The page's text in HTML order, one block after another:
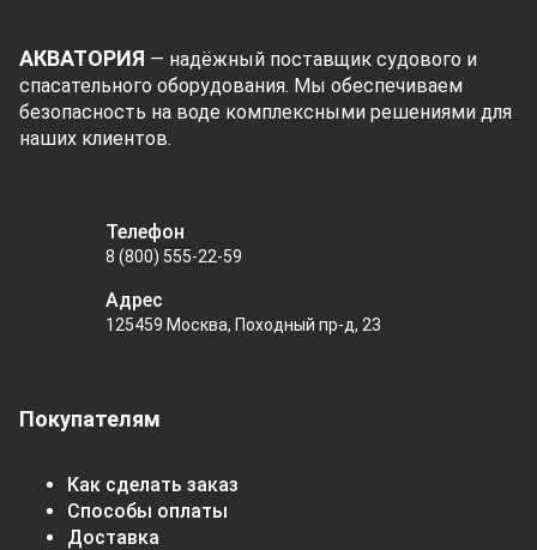
АКВАТОРИЯ — надёжный поставщик судового и
спасательного оборудования. Мы обеспечиваем
безопасность на воде комплексными решениями для
наших клиентов.
Покупателям
Как сделать заказ
Способы оплаты
Доставка
Телефон
8 (800) 555-22-59
Адрес
125459 Москва, Походный пр-д, 23